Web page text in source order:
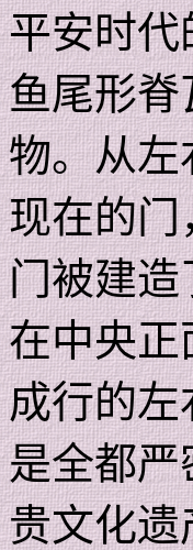
平安时代
鱼尾形脊
物。从左
现在的门
门被建造
在中央正
成行的左
是全都严
贵文化遗